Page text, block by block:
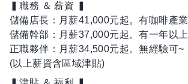
▍職務 ＆ 薪資 ▍
儲備店長：月薪41,000元起。有咖啡產
儲備幹部：月薪37,000元起。有一年以
正職夥伴：月薪34,500元起。無經驗可~
(以上薪資含區域津貼)